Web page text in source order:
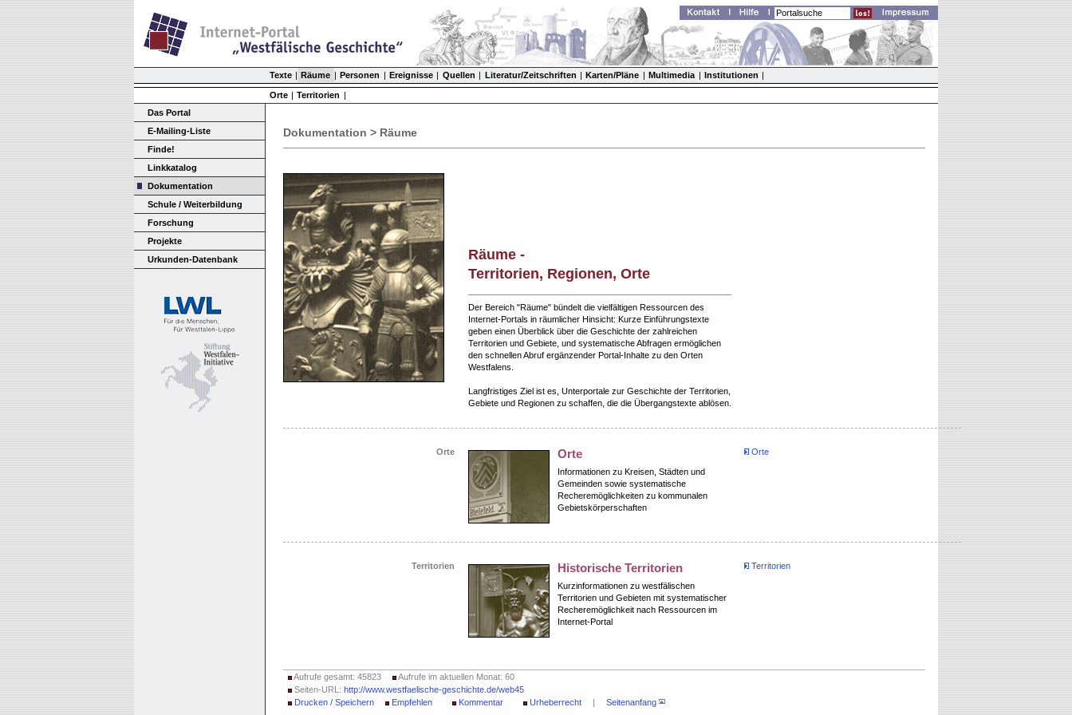
Texte | Räume | Personen | Ereignisse | Quellen | Literatur/Zeitschriften | Karten/Pläne | Multimedia | Institutionen |
Orte | Territorien |
Das Portal
E-Mailing-Liste
Finde!
Linkkatalog
Dokumentation
Schule / Weiterbildung
Forschung
Projekte
Urkunden-Datenbank
Dokumentation > Räume
Räume -
Territorien, Regionen, Orte
Der Bereich "Räume" bündelt die vielfältigen Ressourcen des
Internet-Portals in räumlicher Hinsicht: Kurze Einführungstexte
geben einen Überblick über die Geschichte der zahlreichen
Territorien und Gebiete, und systematische Abfragen ermöglichen
den schnellen Abruf ergänzender Portal-Inhalte zu den Orten
Westfalens.
Langfristiges Ziel ist es, Unterportale zur Geschichte der Territorien,
Gebiete und Regionen zu schaffen, die die Übergangstexte ablösen.
Orte Orte
Informationen zu Kreisen, Städten und
Gemeinden sowie systematische
Recheremöglichkeiten zu kommunalen
Gebietskörperschaften
Orte
Territorien Historische Territorien
Kurzinformationen zu westfälischen
Territorien und Gebieten mit systematischer
Recheremöglichkeit nach Ressourcen im
Internet-Portal
Territorien
Aufrufe gesamt: 45823
Aufrufe im aktuellen Monat: 60
Seiten-URL: http://www.westfaelische-geschichte.de/web45
Drucken / Speichern
Empfehlen Kommentar Urheberrecht | Seitenanfang